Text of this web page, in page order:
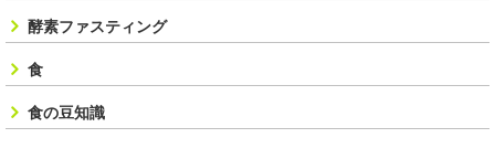
酵素ファスティング
食
食の豆知識